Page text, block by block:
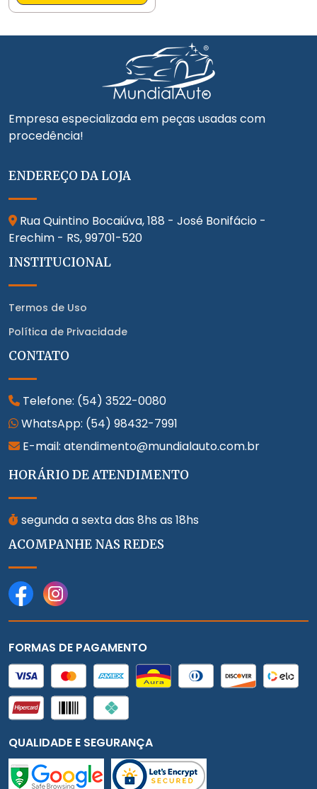
Empresa especializada em peças usadas com
procedência!
ENDEREÇO DA LOJA
Rua Quintino Bocaiúva, 188 - José Bonifácio -
Erechim - RS,99701-520
INSTITUCIONAL
Termos de Uso
Política de Privacidade
CONTATO
Telefone: (54) 3522-0080
WhatsApp: (54) 98432-7991
E-mail: atendimento@mundialauto.com.br
HORÁRIO DE ATENDIMENTO
segunda a sexta das 8hs as 18hs
ACOMPANHE NAS REDES
FORMAS DE PAGAMENTO
QUALIDADE E SEGURANÇA